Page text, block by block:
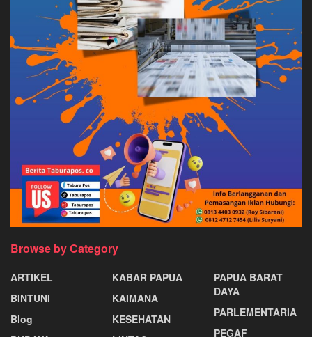
Browse by Category
ARTIKEL
BINTUNI
Blog
KABAR PAPUA
KAIMANA
KESEHATAN
PAPUA BARAT
DAYA
PARLEMENTARIA
PEGAF